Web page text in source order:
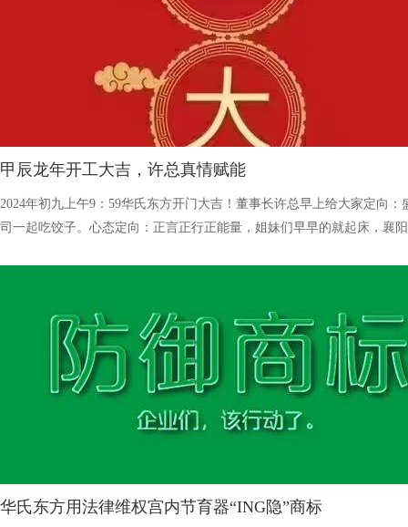
甲辰龙年开工大吉，许总真情赋能
2024年初九上午9：59华氏东方开门大吉！董事长许总早上给大家定向：
司一起吃饺子。心态定向：正言正行正能量，姐妹们早早的就起床，襄
华氏东方用法律维权宫内节育器“ING隐”商标